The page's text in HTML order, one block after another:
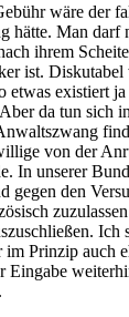
wäre der
hätte. Man darf
ihrem
ist.
etwas existiert
da tun sich
von der
In unserer
gegen den
Ich
Prinzip auch
Eingabe